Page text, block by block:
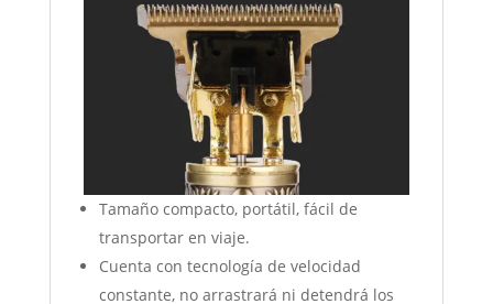
Tamaño compacto, portátil, fácil de
transportar en viaje.
Cuenta con tecnología de velocidad
constante, no arrastrará ni detendrá los